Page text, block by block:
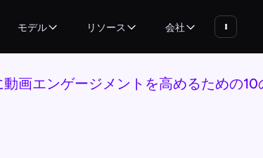
モデル リソース 会社
画エンゲージメントを高めるための10